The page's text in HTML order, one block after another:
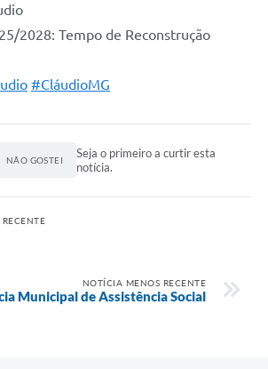
2028: Tempo de Reconstrução
#CláudioMG
NÃO GOSTEI
Seja o primeiro a curtir esta
notícia.
NOTÍCIA MENOS RECENTE
Municipal de Assistência Social